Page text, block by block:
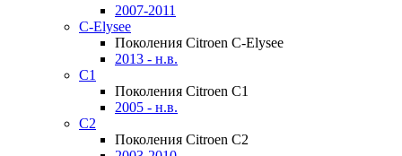
2007-2011
C-Elysee
Поколения Citroen C-Elysee
2013 - н.в.
C1
Поколения Citroen C1
2005 - н.в.
C2
Поколения Citroen C2